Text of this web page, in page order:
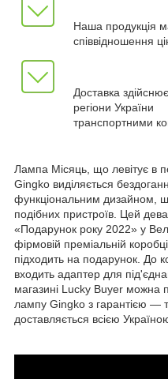
Наша продукція
співвідношення
Доставка
регіони України
транспортними
Лампа Місяць, що левітує в
Gingko виділяється
функціональним дизайном,
подібних пристроїв. Цей
«Подарунок року 2022» у
фірмовій преміальній
підходить на подарунок. До
входить адаптер для
магазині Lucky Buyer можна
лампу Gingko з гарантією —
доставляється всією